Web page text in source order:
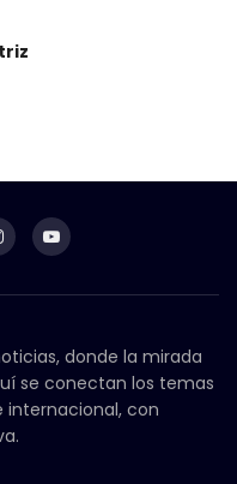
donde la mirada
se conectan los temas
internacional, con